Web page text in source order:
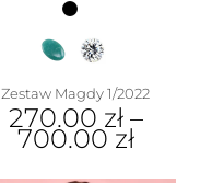
Zestaw Magdy 1/2022
270.00 zł–
700.00zł